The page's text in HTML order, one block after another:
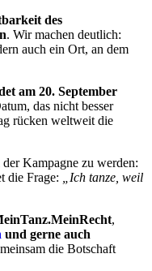
des
. Wir machen deutlich:
auch ein Ort, an dem
am 20. September
das nicht besser
rücken weltweit die
Kampagne zu werden:
die Frage:
„Ich tanze, weil
,
und gerne auch
die Botschaft